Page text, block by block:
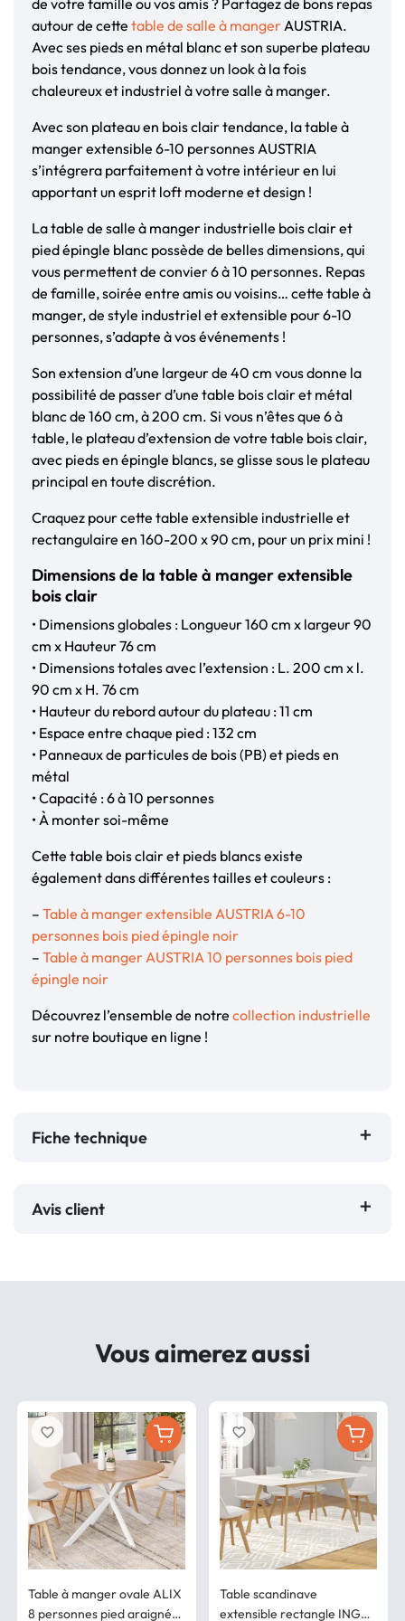
de votre famille ou vos amis ? Partagez de bons repas
autour de cette table de salle à mangerAUSTRIA.
Avec ses pieds en métal blanc et son superbe plateau
bois tendance, vous donnez un look à la fois
chaleureux et industriel à votre salle à manger.
Avec son plateau en bois clair tendance, la table à
manger extensible 6-10 personnes AUSTRIA
s’intégrera parfaitement à votre intérieur en lui
apportant un esprit loft moderne et design !
La table de salle à manger industrielle bois clair et
pied épingle blanc possède de belles dimensions, qui
vous permettent de convier 6 à 10 personnes. Repas
de famille, soirée entre amis ou voisins… cette table à
manger, de style industriel et extensible pour 6-10
personnes, s’adapte à vos événements !
Son extension d’une largeur de 40 cm vous donne la
possibilité de passer d’une table bois clair et métal
blanc de 160 cm, à 200 cm. Si vous n’êtes que 6 à
table, le plateau d’extension de votre table bois clair,
avec pieds en épingle blancs, se glisse sous le plateau
principal en toute discrétion.
Craquez pour cette table extensible industrielle et
rectangulaire en 160-200 x 90 cm, pour un prix mini !
Dimensions de la table à manger extensible
bois clair
• Dimensions globales : Longueur 160 cm x largeur 90
cm x Hauteur 76 cm
• Dimensions totales avec l’extension : L. 200 cm x l.
90 cm x H. 76 cm
• Hauteur du rebord autour du plateau : 11 cm
• Espace entre chaque pied : 132 cm
• Panneaux de particules de bois (PB) et pieds en
métal
• Capacité : 6 à 10 personnes
• À monter soi-même
Cette table bois clair et pieds blancs existe
également dans différentes tailles et couleurs :
– Table à manger extensible AUSTRIA 6-10
personnes bois pied épingle noir
– Table à manger AUSTRIA 10 personnes bois pied
épingle noir
Découvrez l’ensemble de notre collection industrielle
sur notre boutique en ligne !
Fiche technique
Avis client
Vous aimerez aussi
Table à manger ovale ALIX
8 personnes pied araignée
favorite_border
Table scandinave
extensible rectangle INGA
favorite_border